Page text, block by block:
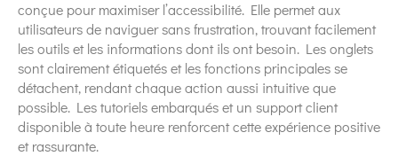
conçue pour maximiser l’accessibilité. Elle permet aux
utilisateurs de naviguer sans frustration, trouvant facilement
les outils et les informations dont ils ont besoin. Les onglets
sont clairement étiquetés et les fonctions principales se
détachent, rendant chaque action aussi intuitive que
possible. Les tutoriels embarqués et un support client
disponible à toute heure renforcent cette expérience positive
et rassurante.